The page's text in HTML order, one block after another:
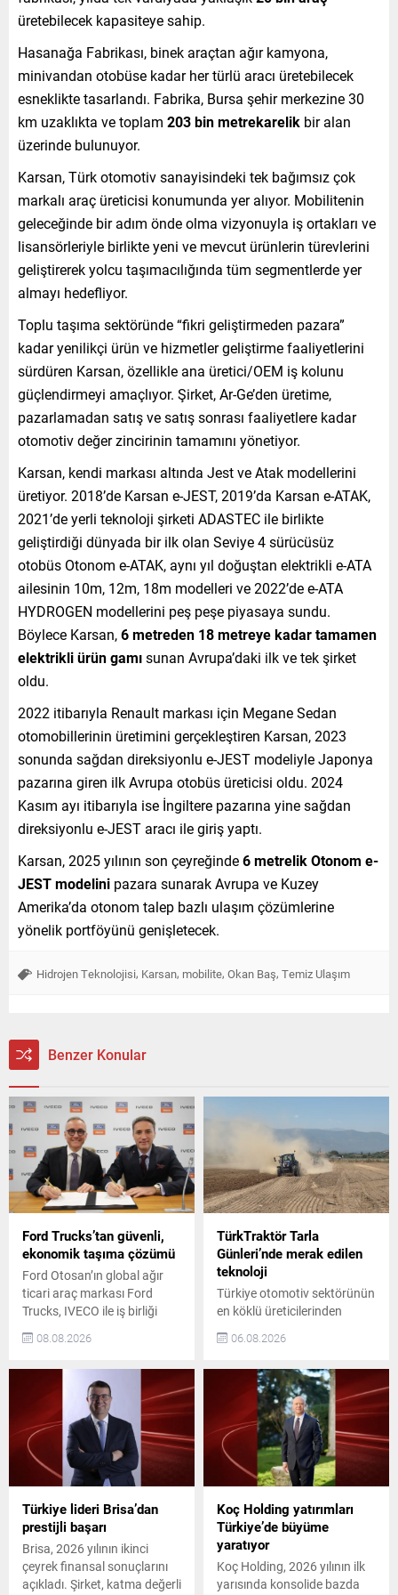
üretebilecek kapasiteye sahip.
Hasanağa Fabrikası, binek araçtan ağır kamyona,
minivandan otobüse kadar her türlü aracı üretebilecek
esneklikte tasarlandı. Fabrika, Bursa şehir merkezine 30
km uzaklıkta ve toplam 203 bin metrekarelik bir alan
üzerinde bulunuyor.
Karsan, Türk otomotiv sanayisindeki tek bağımsız çok
markalı araç üreticisi konumunda yer alıyor. Mobilitenin
geleceğinde bir adım önde olma vizyonuyla iş ortakları ve
lisansörleriyle birlikte yeni ve mevcut ürünlerin türevlerini
geliştirerek yolcu taşımacılığında tüm segmentlerde yer
almayı hedefliyor.
Toplu taşıma sektöründe “fikri geliştirmeden pazara”
kadar yenilikçi ürün ve hizmetler geliştirme faaliyetlerini
sürdüren Karsan, özellikle ana üretici/OEM iş kolunu
güçlendirmeyi amaçlıyor. Şirket, Ar-Ge’den üretime,
pazarlamadan satış ve satış sonrası faaliyetlere kadar
otomotiv değer zincirinin tamamını yönetiyor.
Karsan, kendi markası altında Jest ve Atak modellerini
üretiyor. 2018’de Karsan e-JEST, 2019’da Karsan e-ATAK,
2021’de yerli teknoloji şirketi ADASTEC ile birlikte
geliştirdiği dünyada bir ilk olan Seviye 4 sürücüsüz
otobüs Otonom e-ATAK, aynı yıl doğuştan elektrikli e-ATA
ailesinin 10m, 12m, 18m modelleri ve 2022’de e-ATA
HYDROGEN modellerini peş peşe piyasaya sundu.
Böylece Karsan,6 metreden 18 metreye kadar tamamen
elektrikli ürün gamısunan Avrupa’daki ilk ve tek şirket
oldu.
2022 itibarıyla Renault markası için Megane Sedan
otomobillerinin üretimini gerçekleştiren Karsan, 2023
sonunda sağdan direksiyonlu e-JEST modeliyle Japonya
pazarına giren ilk Avrupa otobüs üreticisi oldu. 2024
Kasım ayı itibarıyla ise İngiltere pazarına yine sağdan
direksiyonlu e-JEST aracı ile giriş yaptı.
Karsan, 2025 yılının son çeyreğinde6 metrelik Otonom e-
JEST modelini pazara sunarak Avrupa ve Kuzey
Amerika’da otonom talep bazlı ulaşım çözümlerine
yönelik portföyünü genişletecek.
Hidrojen Teknolojisi, Karsan, mobilite, Okan Baş, Temiz Ulaşım
Benzer Konular
Ford Trucks’tan güvenli,
ekonomik taşıma çözümü
Ford Otosan’ın global ağır
ticari araç markası Ford
Trucks, IVECO ile iş birliği
yaparak yeni nesil kabin
geliştirme projesine yatırım
Birliği’nin emisyon ve
güvenlik gerekliliklerine uyum
sağlayacak bu yeni kabin,
Ford Trucks’ın Avrupa’daki
büyüme ve rekabet gücü
hedeflerini destekleyecek.
Kabinin 2028 yılı içinde
kademeli olarak devreye
alınması...
08.08.2026
TürkTraktör Tarla
Günleri’nde merak edilen
teknoloji
Türkiye otomotiv sektörünün
en köklü üreticilerinden
TürkTraktör, New Holland ve
Case IH markalarıyla
Günleri etkinliklerini başarıyla
tamamladı. 25 Haziran–25
Temmuz 2026 tarihleri
arasında 11 ilde, 12 farklı
noktada gerçekleştirilen
etkinliklerde yaklaşık 4 bin
çiftçi TürkTraktör’ün
traktörlerini, ekipmanlarını,
hassas tarım teknolojilerini
ve dijital tarım çözümlerini
sahada deneyimleme
fırsatı...
06.08.2026
Türkiye lideri Brisa’dan
prestijli başarı
Brisa, 2026 yılının ikinci
çeyrek finansal sonuçlarını
açıkladı. Şirket, katma değerli
Koç Holding yatırımları
Türkiye’de büyüme
yaratıyor
Koç Holding, 2026 yılının ilk
yarısında konsolide bazda